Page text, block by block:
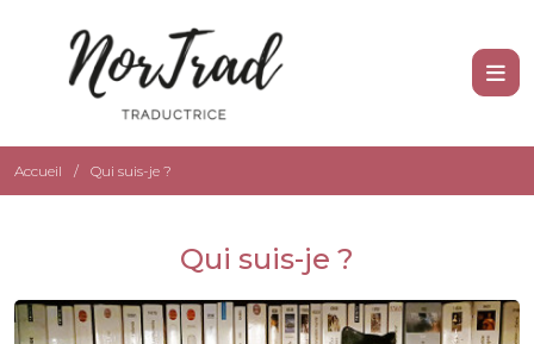
Accueil Qui suis-je ?
Qui suis-je ?